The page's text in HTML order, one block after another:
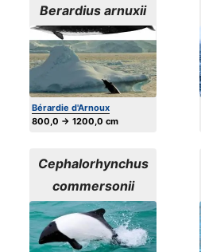
Berardius arnuxii
Bérardie d'Arnoux
800,0 → 1200,0 cm
Cephalorhynchus
commersonii